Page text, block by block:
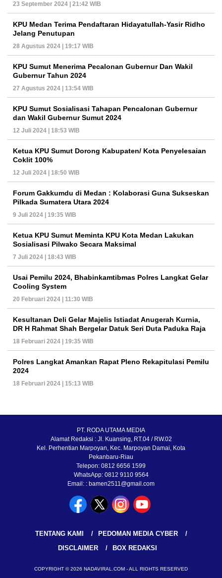
23 September 2024 | 21:42 WIB
KPU Medan Terima Pendaftaran Hidayatullah-Yasir Ridho
Jelang Penutupan
28 Agustus 2024 | 19:17 WIB
KPU Sumut Menerima Pecalonan Gubernur Dan Wakil
Gubernur Tahun 2024
27 Agustus 2024 | 13:54 WIB
KPU Sumut Sosialisasi Tahapan Pencalonan Gubernur
dan Wakil Gubernur Sumut 2024
12 Juli 2024 | 18:53 WIB
Ketua KPU Sumut Dorong Kabupaten/ Kota Penyelesaian
Coklit 100%
12 Juli 2024 | 18:50 WIB
Forum Gakkumdu di Medan : Kolaborasi Guna Sukseskan
Pilkada Sumatera Utara 2024
9 Juli 2024 | 19:35 WIB
Ketua KPU Sumut Meminta KPU Kota Medan Lakukan
Sosialisasi Pilwako Secara Maksimal
7 Juli 2024 | 18:43 WIB
Usai Pemilu 2024, Bhabinkamtibmas Polres Langkat Gelar
Cooling System
20 Februari 2024 | 11:30 WIB
Kesultanan Deli Gelar Majelis Istiadat Anugerah Kurnia,
DR H Rahmat Shah Bergelar Datuk Seri Duta Paduka Raja
18 Februari 2024 | 19:35 WIB
Polres Langkat Amankan Rapat Pleno Rekapitulasi Pemilu
2024
18 Februari 2024 | 15:13 WIB
PT. RODA UTAMA MEDIA
Alamat Redaksi : Jl. Kuansing, RT.04 / RW.02
Kel. Perhentian Marpoyan, Kec. Marpoyan Damai, Kota
Pekanbaru-Riau
Telepon: 0812 6656 1599
WhatsApp: 0812 9110 9564
Email: : bamen2511@gmail.com
TENTANG KAMI
PEDOMAN MEDIA CYBER
DISCLAIMER
BOX REDAKSI
COPYRIGHT © 2026 NADAVIRAL.COM - ALL RIGHTS RESERVED